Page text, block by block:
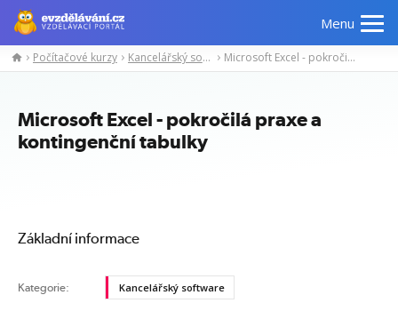
Menu
Manažerské
Odborné
Počítačové
Počítačové kurzy Kancelářský software Microsoft Excel - pokročilá praxe a kontingenční tabulky
Microsoft Excel - pokročilá praxe a
kontingenční tabulky
Základní informace
Kategorie: Kancelářský software